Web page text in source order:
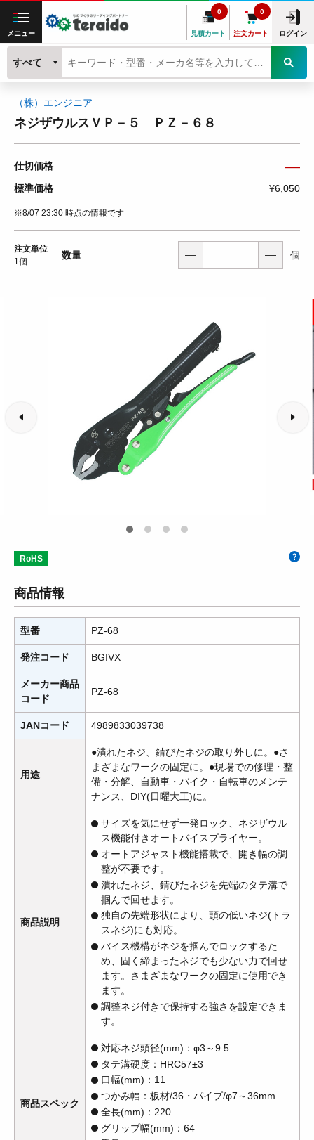
メニュー 見積カート
0
注文カート
0
ログイン
すべて
（株）エンジニア
ネジザウルスＶＰ－５ ＰＺ－６８
仕切価格 ―
標準価格 ¥6,050
※8/07 23:30 時点の情報です
注文単位
1個
数量 個
RoHS
商品情報
型番 PZ-68
発注コード BGIVX
メーカー商品
コード
PZ-68
JANコード 4989833039738
用途
●潰れたネジ、錆びたネジの取り外しに。●さ
まざまなワークの固定に。●現場での修理・整
備・分解、自動車・バイク・自転車のメンテ
ナンス、DIY(日曜大工)に。
商品説明
サイズを気にせず一発ロック、ネジザウル
ス機能付きオートバイスプライヤー。
オートアジャスト機能搭載で、開き幅の調
整が不要です。
潰れたネジ、錆びたネジを先端のタテ溝で
掴んで回せます。
独自の先端形状により、頭の低いネジ(トラ
スネジ)にも対応。
バイス機構がネジを掴んでロックするた
め、固く締まったネジでも少ない力で回せ
ます。さまざまなワークの固定に使用でき
ます。
調整ネジ付きで保持する強さを設定できま
す。
商品スペック
対応ネジ頭径(mm)：φ3～9.5
タテ溝硬度：HRC57±3
口幅(mm)：11
つかみ幅：板材/36・パイプ/φ7～36mm
全長(mm)：220
グリップ幅(mm)：64